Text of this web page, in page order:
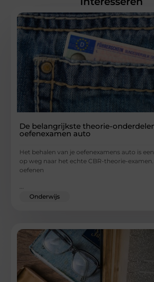
De belangrijkste theorie-
oefenexamen auto
Het behalen van je oefenexamens auto is
op weg naar het echte CBR-theorie-
oefenen
Onderwijs